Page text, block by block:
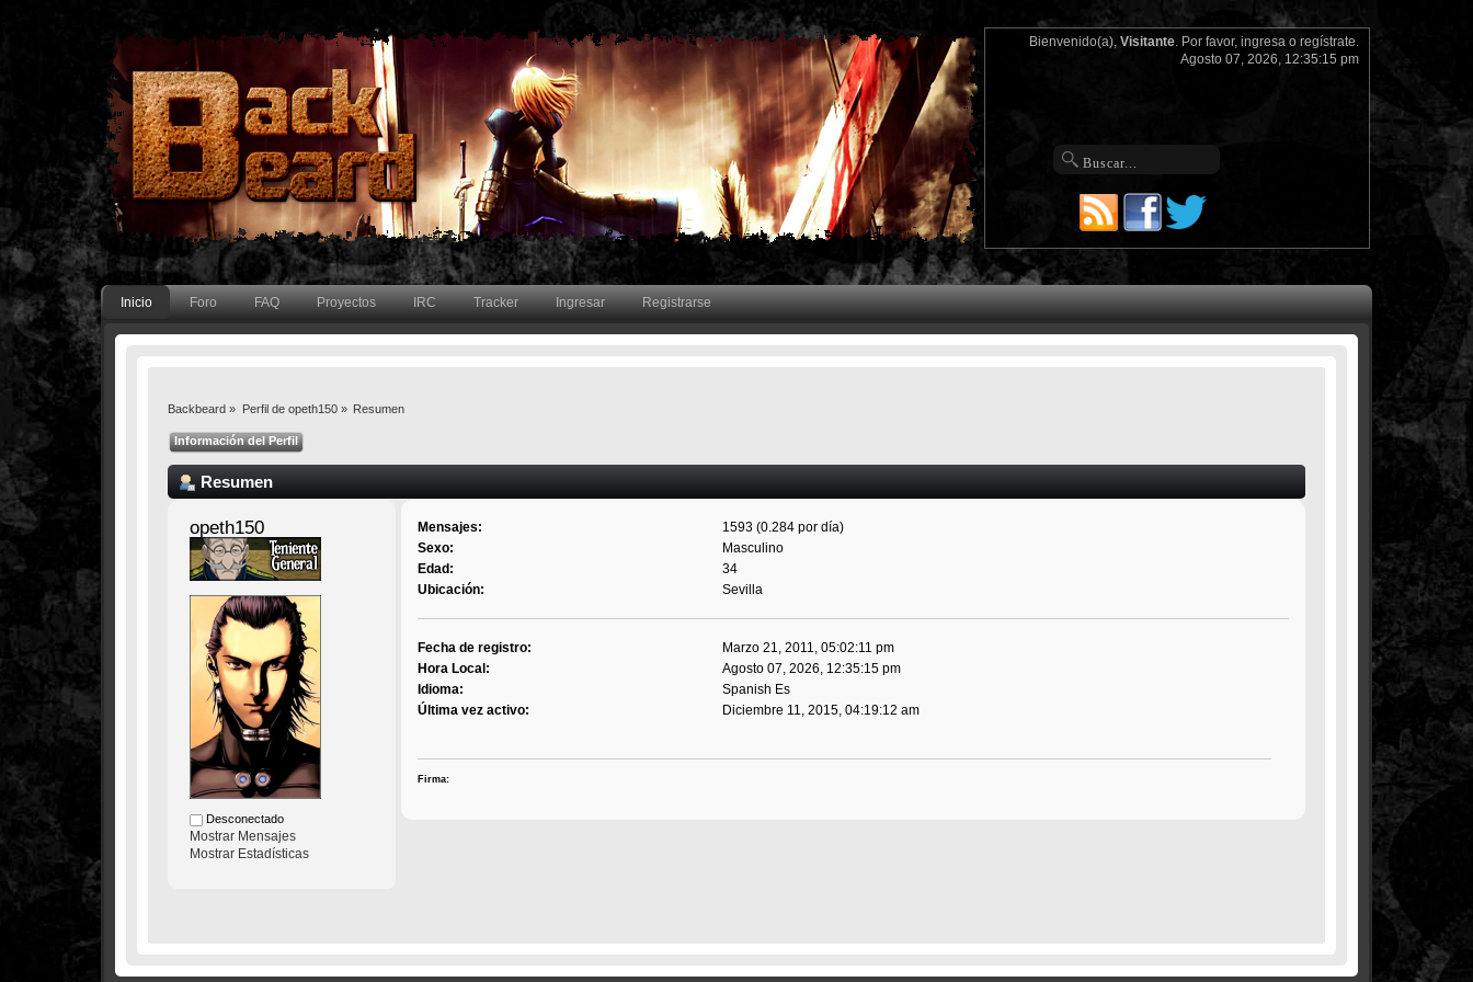
Bienvenido(a), Visitante. Por favor, ingresao regístrate.
Agosto 07, 2026, 12:35:15 pm
Inicio Foro FAQ Proyectos IRC Tracker Ingresar Registrarse
Backbeard » Perfil de opeth150 » Resumen
Información del Perfil
Resumen
opeth150
Desconectado
Mostrar Mensajes
Mostrar Estadísticas
Mensajes:
1593 (0.284 por día)
Sexo:
Masculino
Edad:
34
Ubicación:
Sevilla
Fecha de registro:
Marzo 21, 2011, 05:02:11 pm
Hora Local:
Agosto 07, 2026, 12:35:15 pm
Idioma:
Spanish Es
Última vez activo:
Diciembre 11, 2015, 04:19:12 am
Firma: